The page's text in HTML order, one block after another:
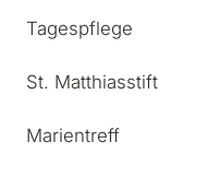
Tagespflege
St. Matthiasstift
Marientreff